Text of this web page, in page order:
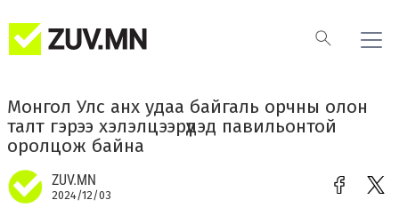
Монгол Улс анх удаа байгаль орчны олон
талт гэрээ хэлэлцээрүүдэд павильонтой
оролцож байна
ZUV.MN
2024/12/03